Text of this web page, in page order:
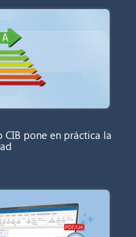
pone en práctica la